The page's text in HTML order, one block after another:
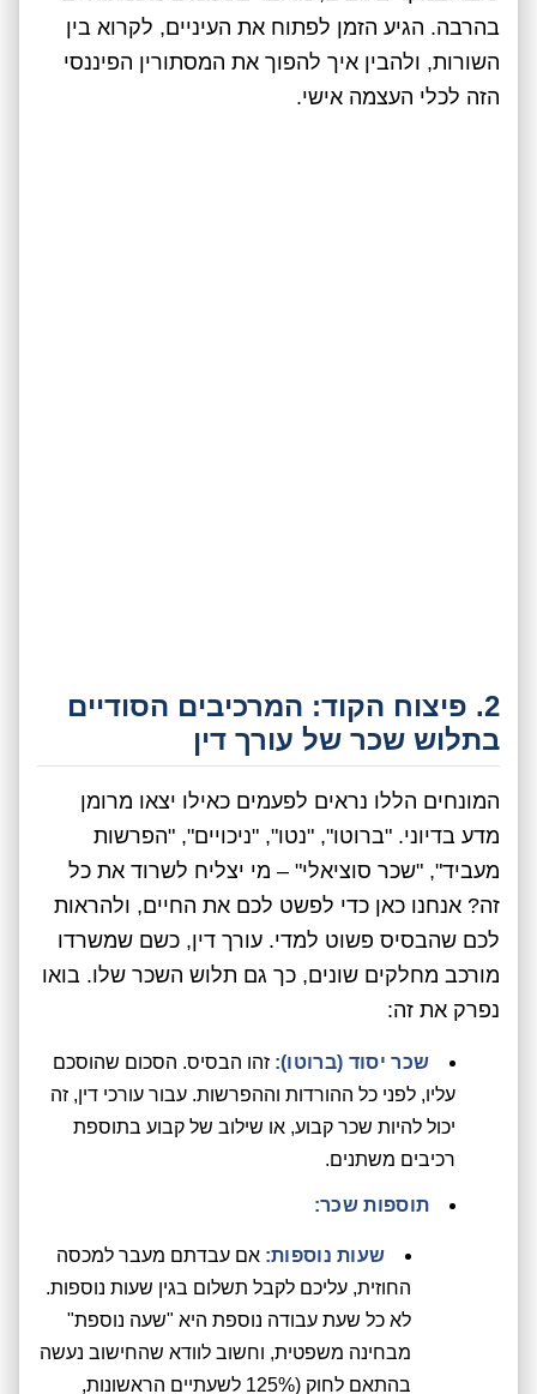
בהרבה. הגיע הזמן לפתוח את העיניים, לקרוא בין
השורות, ולהבין איך להפוך את המסתורין הפיננסי
הזה לכלי העצמה אישי.
2. פיצוח הקוד: המרכיבים הסודיים
בתלוש שכר של עורך דין
המונחים הללו נראים לפעמים כאילו יצאו מרומן
מדע בדיוני. "ברוטו", "נטו", "ניכויים", "הפרשות
מעביד", "שכר סוציאלי" – מי יצליח לשרוד את כל
זה? אנחנו כאן כדי לפשט לכם את החיים, ולהראות
לכם שהבסיס פשוט למדי. עורך דין, כשם שמשרדו
מורכב מחלקים שונים, כך גם תלוש השכר שלו. בואו
נפרק את זה:
שכר יסוד (ברוטו): זהו הבסיס. הסכום שהוסכם
עליו, לפני כל ההורדות וההפרשות. עבור עורכי דין, זה
יכול להיות שכר קבוע, או שילוב של קבוע בתוספת
רכיבים משתנים.
תוספות שכר:
שעות נוספות: אם עבדתם מעבר למכסה
החוזית, עליכם לקבל תשלום בגין שעות נוספות.
לא כל שעת עבודה נוספת היא "שעה נוספת"
מבחינה משפטית, וחשוב לוודא שהחישוב נעשה
בהתאם לחוק (125% לשעתיים הראשונות,